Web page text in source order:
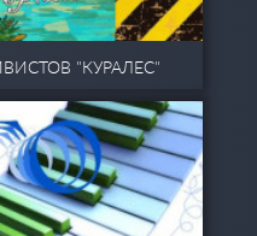
"КУРАЛЕС"